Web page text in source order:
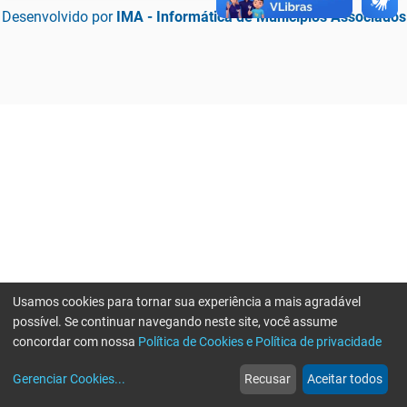
Desenvolvido por IMA - Informática de Municípios Associados
web
Notícias
more_horiz
Mais
Usamos cookies para tornar sua experiência a mais agradável
possível. Se continuar navegando neste site, você assume
concordar com nossa Política de Cookies e Política de privacidade
Gerenciar Cookies... Recusar Aceitar todos
Erro ao enviar informações, por favor tente novamente